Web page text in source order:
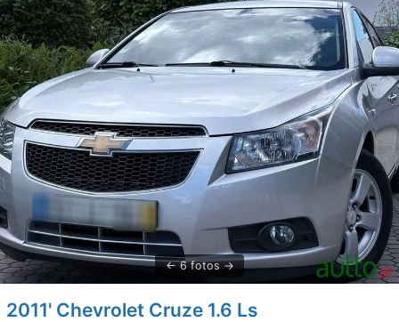
6 fotos
2011' Chevrolet Cruze 1.6 Ls